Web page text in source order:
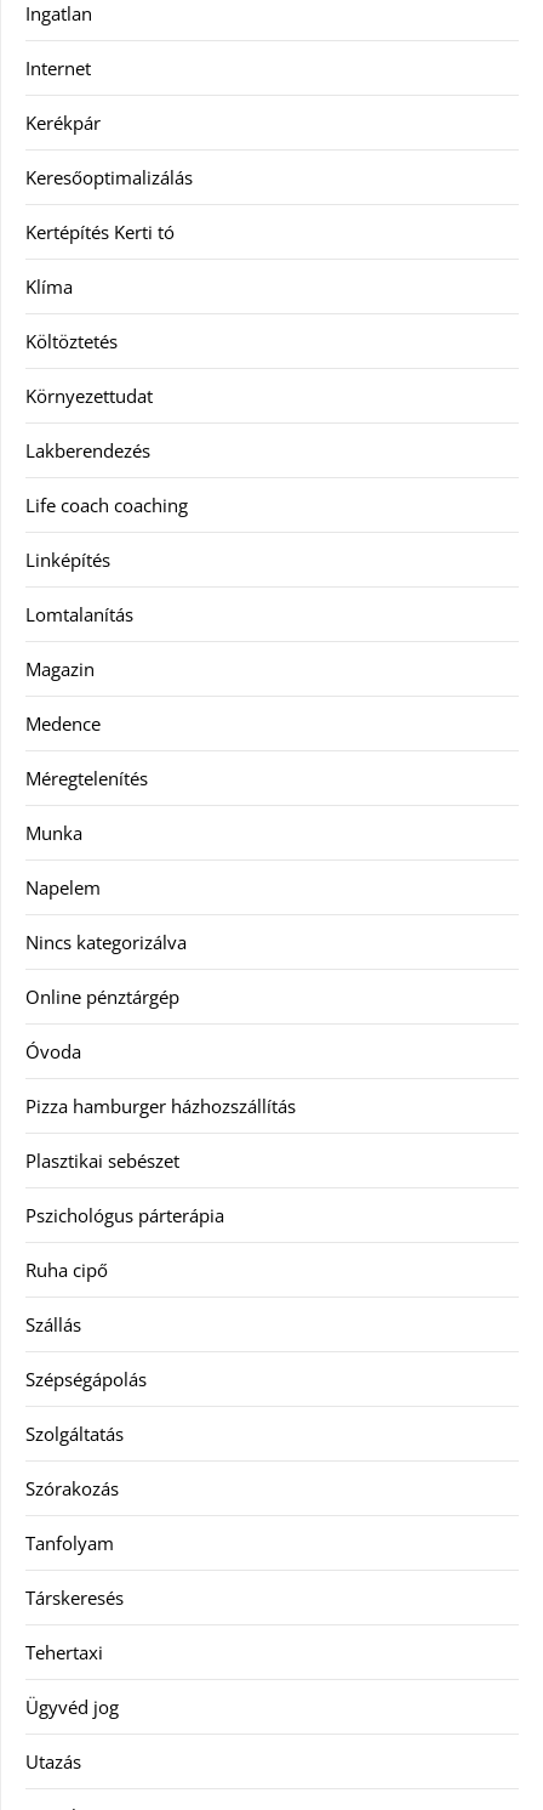
Ingatlan
Internet
Kerékpár
Keresőoptimalizálás
Kertépítés Kerti tó
Klíma
Költöztetés
Környezettudat
Lakberendezés
Life coach coaching
Linképítés
Lomtalanítás
Magazin
Medence
Méregtelenítés
Munka
Napelem
Nincs kategorizálva
Online pénztárgép
Óvoda
Pizza hamburger házhozszállítás
Plasztikai sebészet
Pszichológus párterápia
Ruha cipő
Szállás
Szépségápolás
Szolgáltatás
Szórakozás
Tanfolyam
Társkeresés
Tehertaxi
Ügyvéd jog
Utazás